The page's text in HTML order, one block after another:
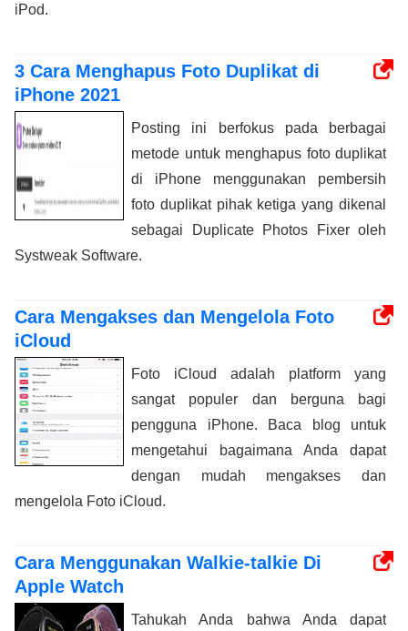
iPod.
3 Cara Menghapus Foto Duplikat di
iPhone 2021
Posting ini berfokus pada berbagai
metode untuk menghapus foto duplikat
di iPhone menggunakan pembersih
foto duplikat pihak ketiga yang dikenal
sebagai Duplicate Photos Fixer oleh
Systweak Software.
Cara Mengakses dan Mengelola Foto
iCloud
Foto iCloud adalah platform yang
sangat populer dan berguna bagi
pengguna iPhone. Baca blog untuk
mengetahui bagaimana Anda dapat
dengan mudah mengakses dan
mengelola Foto iCloud.
Cara Menggunakan Walkie-talkie Di
Apple Watch
Tahukah Anda bahwa Anda dapat